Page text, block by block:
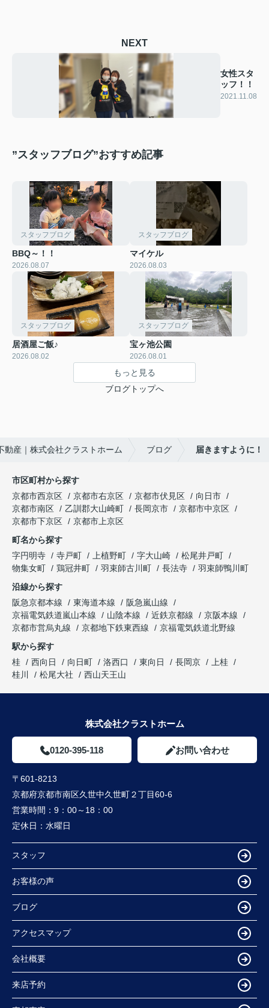
NEXT
女性スタ
ッフ！！
2021.11.08
”スタッフブログ”おすすめ記事
スタッフブログ
BBQ～！！
2026.08.07
スタッフブログ
マイケル
2026.08.03
スタッフブログ
居酒屋ご飯♪
2026.08.02
スタッフブログ
宝ヶ池公園
2026.08.01
もっと見る
ブログトップへ
動産｜株式会社クラストホーム ブログ 届きますように！
市区町村から探す
京都市西京区
京都市右京区 京都市伏見区
向日市
京都市南区
乙訓郡大山崎町 長岡京市
京都市中京区
京都市下京区
京都市上京区
町名から探す
字円明寺
寺戸町 上植野町 字大山崎
松尾井戸町
物集女町
鶏冠井町 羽束師古川町 長法寺
羽束師鴨川町
沿線から探す
阪急京都本線
東海道本線
阪急嵐山線
京福電気鉄道嵐山本線
山陰本線 近鉄京都線
京阪本線
京都市営烏丸線
京都地下鉄東西線
京福電気鉄道北野線
駅から探す
桂
西向日 向日町 洛西口 東向日 長岡京
上桂
桂川
松尾大社 西山天王山
株式会社クラストホーム
0120-395-118 お問い合わせ
〒601-8213
京都府京都市南区久世中久世町２丁目60-6
営業時間： 9：00～18：00
定休日： 水曜日
スタッフ
お客様の声
ブログ
アクセスマップ
会社概要
来店予約